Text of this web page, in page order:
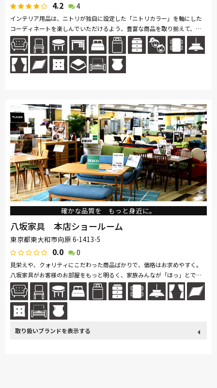
4.2 4
インテリア用品は、ニトリが独自に設定した「ニトリカラー」を軸にした
コーディネートを楽しんでいただけるよう、豊富な商品を取り揃えて、家
具はお客様がイメージしやすいように、リビングやキッチン、ベッドルー
ム...続きを読む
確かな品質を もっと身近に。
八坂家具 本店ショールーム
東京都東大和市向原 6-1413-5
0.0 0
見栄えや、クォリティにこだわった商品ばかりで、価格はお求めやすく。
八坂家具がお客様のお部屋をもっと明るく、家族みんなが「ほっ」とでき
るような空間つくりのお手伝いができることを心から願っています。